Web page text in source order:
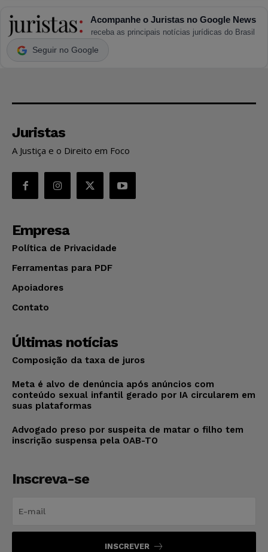
Acompanhe o Juristas no Google News
receba as principais notícias jurídicas do Brasil
Seguir no Google
Juristas
A Justiça e o Direito em Foco
Empresa
Política de Privacidade
Ferramentas para PDF
Apoiadores
Contato
Últimas notícias
Composição da taxa de juros
Meta é alvo de denúncia após anúncios com
conteúdo sexual infantil gerado por IA circularem em
suas plataformas
Advogado preso por suspeita de matar o filho tem
inscrição suspensa pela OAB-TO
Inscreva-se
INSCREVER